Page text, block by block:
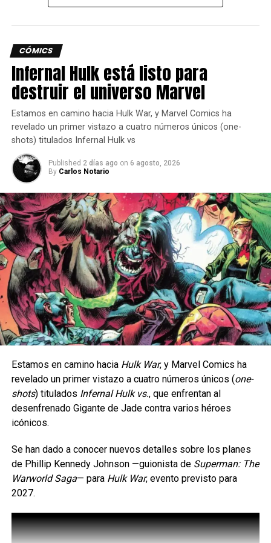
Humberto Ramos también comentó sobre esta nueva
serie de Fantastic Four:
“He tenido la suerte de ilustrar a muchos de los
superhéroes más icónicos del universo, pero este cómic
me pareció diferente desde el principio”, adelantó.
El peso de la historia y el legado de estos personajes
recae sobre tus hombros, sin importar quién seas o cómo
hayas trabajado en esta industria.
Siguenos en todas nuestrasredes socialespara estar
enterado de lo más atractivo del mundo geek, además
suscríbete a nuestro canal deYoutubeypodcast
comments
RELATED TOPICS: COMICS
FANTASTIC FOUR
HUMBERTO RAMOS
El fundador de The Tetris Company llega a
gamescom latam 2025
Mortal Kombat Mobile cumple una década:
¡Únete a la celebración!
La serie da inicio a una etapa totalmente nueva de
aventuras en cómic para el icónico arqueólogo,
ambientada en la época de las películas originales que
marcaron un hito.
Tras los sucesos deEn busca del arca perdida, los
villanos más infames de Indy —incluido el improbable
regreso de un archienemigo— buscan una nueva y
aterradora fuente de poder para resarcirse de sus
derrotas.
Un poder que ha caído en manos de su antigua compañera,
CÓMICS
Infernal Hulk está listo para
destruir el universo Marvel
Estamos en camino hacia Hulk War, y Marvel Comics ha
revelado un primer vistazo a cuatro números únicos (one-
shots) titulados Infernal Hulk vs
Published 2 días ago on 6 agosto, 2026
By Carlos Notario
Estamos en camino hacia Hulk War, y Marvel Comics ha
revelado un primer vistazo a cuatro números únicos (one-
shots) titulados Infernal Hulk vs., que enfrentan al
desenfrenado Gigante de Jade contra varios héroes
icónicos.
Se han dado a conocer nuevos detalles sobre los planes
de Phillip Kennedy Johnson —guionista de Superman: The
Warworld Saga— ​​para Hulk War, evento previsto para
2027.